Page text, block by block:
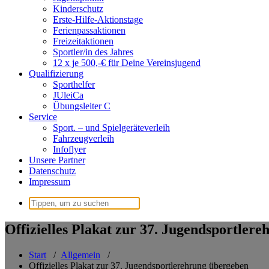
Kinderschutz
Erste-Hilfe-Aktionstage
Ferienpassaktionen
Freizeitaktionen
Sportler/in des Jahres
12 x je 500,-€ für Deine Vereinsjugend
Qualifizierung
Sporthelfer
JUleiCa
Übungsleiter C
Service
Sport. – und Spielgeräteverleih
Fahrzeugverleih
Infoflyer
Unsere Partner
Datenschutz
Impressum
Suchen
nach:
Offizielles Plakat zur 37.
Start / Allgemein /
Offizielles Plakat zur 37. Jugendsportlerehrung übergeben